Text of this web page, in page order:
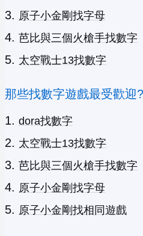
原子小金剛找字母
芭比與三個火槍手找數字
太空戰士13找數字
那些找數字遊戲最受歡迎?
dora找數字
太空戰士13找數字
芭比與三個火槍手找數字
原子小金剛找字母
原子小金剛找相同遊戲